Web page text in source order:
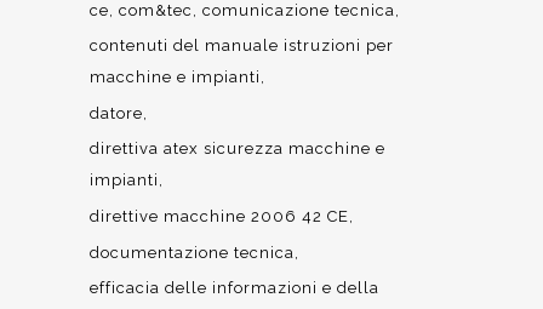
ce com&tec
comunicazione tecnica
contenuti del manuale istruzioni per
macchine e impianti
datore
direttiva atex sicurezza macchine e
impianti
direttive macchine 2006 42 CE
documentazione tecnica
efficacia delle informazioni e della